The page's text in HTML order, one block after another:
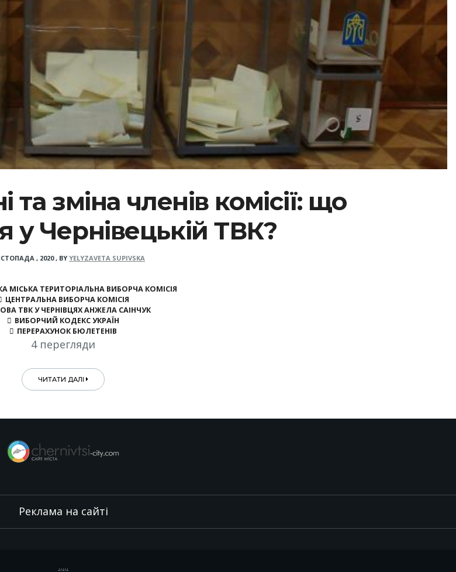
та зміна членів комісії: що
у Чернівецькій ТВК?
, 2020, BY YELYZAVETA SUPIVSKA
МІСЬКА ТЕРИТОРІАЛЬНА ВИБОРЧА КОМІСІЯ
ЦЕНТРАЛЬНА ВИБОРЧА КОМІСІЯ
ТВК У ЧЕРНІВЦЯХ АНЖЕЛА САІНЧУК
ВИБОРЧИЙ КОДЕКС УКРАЇН
ПЕРЕРАХУНОК БЮЛЕТЕНІВ
4 перегляди
ЧИТАТИ ДАЛІ
Реклама на сайті
.,.,.